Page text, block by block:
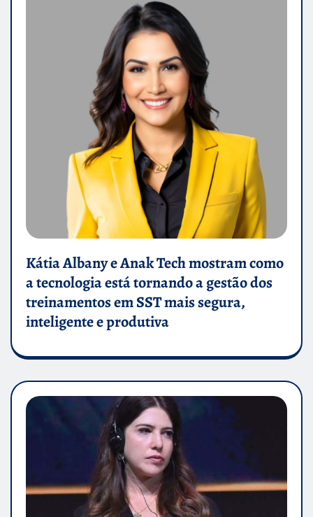
Kátia Albany e Anak Tech mostram como
a tecnologia está tornando a gestão dos
treinamentos em SST mais segura,
inteligente e produtiva